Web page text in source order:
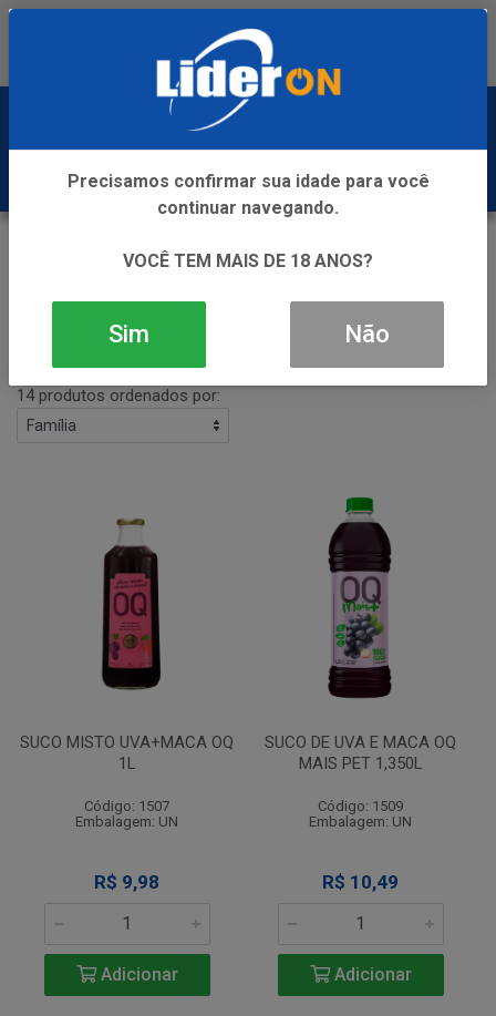
14 produtos ordenados por:
SUCO MISTO UVA+MACA OQ
1L
Código: 1507
Embalagem: UN
R$ 9,98
Adicionar
SUCO DE UVA E MACA OQ
MAIS PET 1,350L
Código: 1509
Embalagem: UN
R$ 10,49
Adicionar
Precisamos confirmar sua idade para você
continuar navegando.
VOCÊ TEM MAIS DE 18 ANOS?
Sim Não